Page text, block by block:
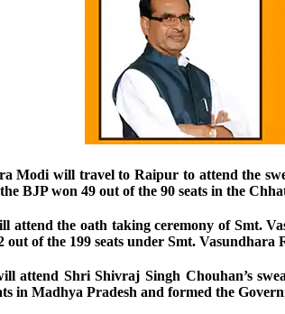
Modi will travel to Raipur to attend the
BJP won 49 out of the 90 seats in the
attend the oath taking ceremony of Smt.
of the 199 seats under Smt. Vasundhara
attend Shri Shivraj Singh Chouhan’s
in Madhya Pradesh and formed the